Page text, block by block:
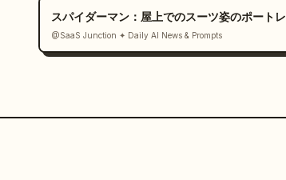
スパイダーマン：屋上でのスーツ姿のポート
@SaaS Junction ✦ Daily AI News & Prompts